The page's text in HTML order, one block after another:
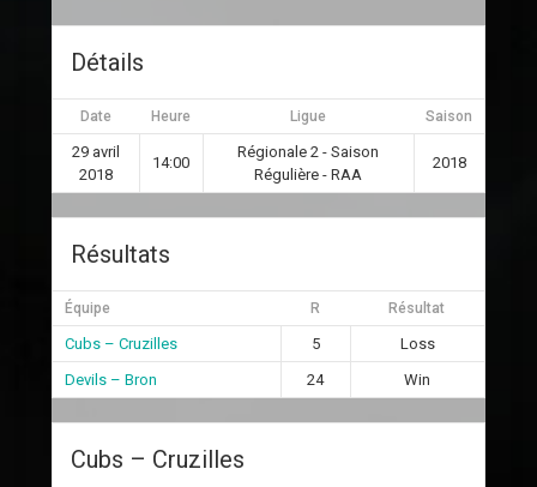
Détails
Date Heure Ligue Saison
29 avril
2018
14:00
Régionale 2 - Saison
Régulière - RAA
2018
Résultats
Équipe R Résultat
Cubs – Cruzilles 5
Loss
Devils – Bron
24 Win
Cubs – Cruzilles